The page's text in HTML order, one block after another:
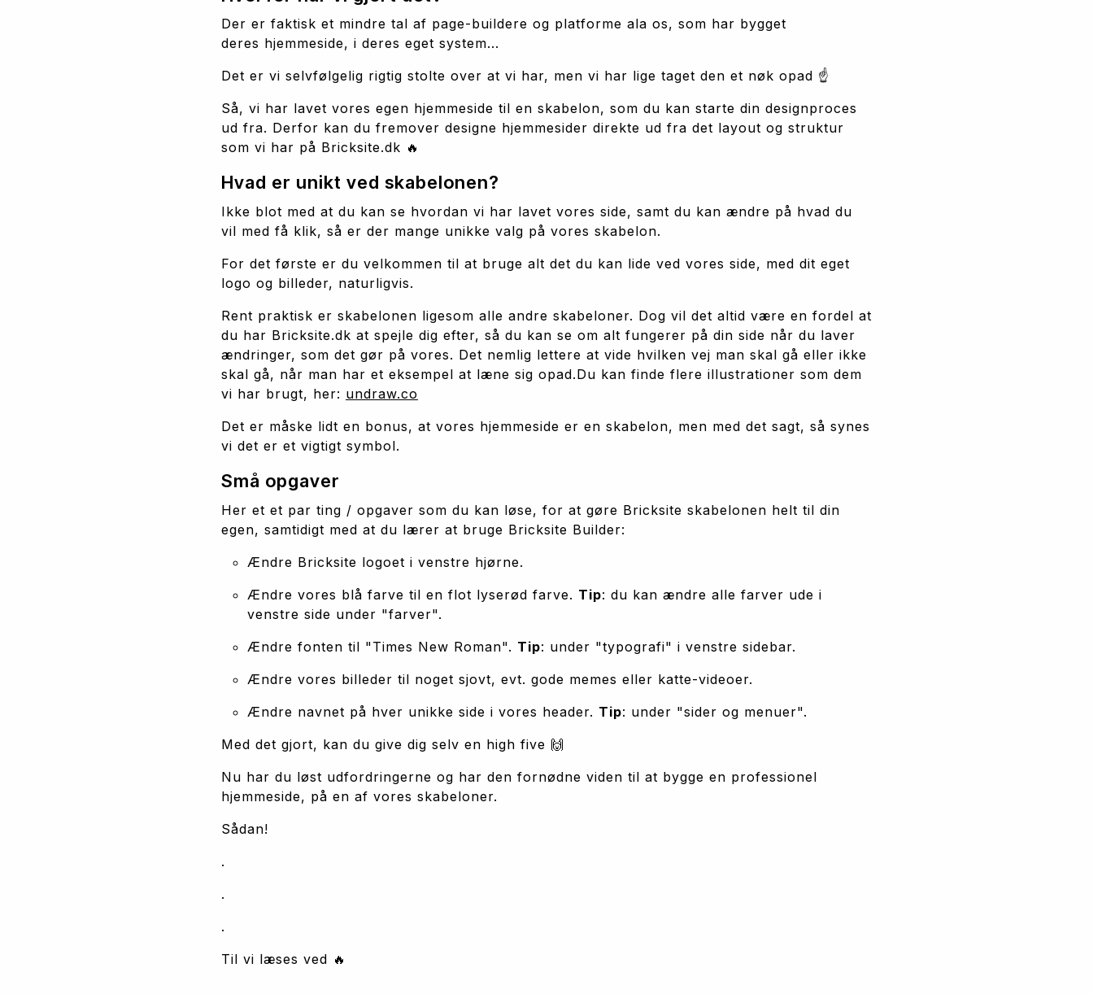
Der er faktisk et mindre tal af page-buildere og platforme ala os, som har bygget
deres hjemmeside, i deres eget system...
Det er vi selvfølgelig rigtig stolte over at vi har, men vi har lige taget den et nøk opad ☝️
Så, vi har lavet vores egen hjemmeside til en skabelon, som du kan starte din designproces
ud fra. Derfor kan du fremover designe hjemmesider direkte ud fra det layout og struktur
som vi har på Bricksite.dk 🔥
Hvad er unikt ved skabelonen?
Ikke blot med at du kan se hvordan vi har lavet vores side, samt du kan ændre på hvad du
vil med få klik, så er der mange unikke valg på vores skabelon.
For det første er du velkommen til at bruge alt det du kan lide ved vores side, med dit eget
logo og billeder, naturligvis.
Rent praktisk er skabelonen ligesom alle andre skabeloner. Dog vil det altid være en fordel at
du har Bricksite.dk at spejle dig efter, så du kan se om alt fungerer på din side når du laver
ændringer, som det gør på vores. Det nemlig lettere at vide hvilken vej man skal gå eller ikke
skal gå, når man har et eksempel at læne sig opad.Du kan finde flere illustrationer som dem
vi har brugt, her: undraw.co
Det er måske lidt en bonus, at vores hjemmeside er en skabelon, men med det sagt, så synes
vi det er et vigtigt symbol.
Små opgaver
Her et et par ting / opgaver som du kan løse, for at gøre Bricksite skabelonen helt til din
egen, samtidigt med at du lærer at bruge Bricksite Builder:
Ændre Bricksite logoet i venstre hjørne.
Ændre vores blå farve til en flot lyserød farve. Tip: du kan ændre alle farver ude i
venstre side under "farver".
Ændre fonten til "Times New Roman". Tip: under "typografi" i venstre sidebar.
Ændre vores billeder til noget sjovt, evt. gode memes eller katte-videoer.
Ændre navnet på hver unikke side i vores header. Tip: under "sider og menuer".
Med det gjort, kan du give dig selv en high five 🙌
Nu har du løst udfordringerne og har den fornødne viden til at bygge en professionel
hjemmeside, på en af vores skabeloner.
Sådan!
.
.
.
Til vi læses ved 🔥